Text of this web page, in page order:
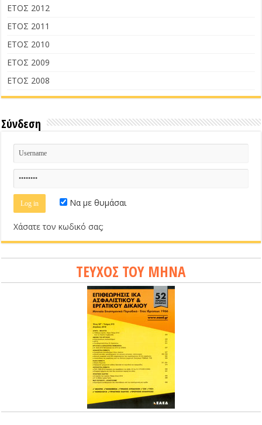
ΕΤΟΣ 2012
ΕΤΟΣ 2011
ΕΤΟΣ 2010
ΕΤΟΣ 2009
ΕΤΟΣ 2008
Σύνδεση
Να με θυμάσαι
Χάσατε τον κωδικό σας;
ΤΕΥΧΟΣ ΤΟΥ ΜΗΝΑ